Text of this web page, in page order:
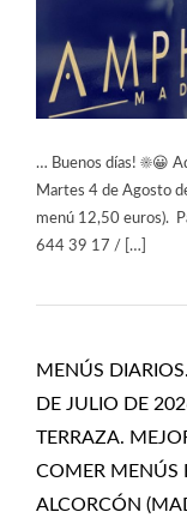
… Buenos días! ☀️😀
Martes 4 de Agosto
menú 12,50 euros).
644 39 17 / […]
MENÚS
DE JULIO DE
TERRAZA.
COMER MENÚS
ALCORCÓN